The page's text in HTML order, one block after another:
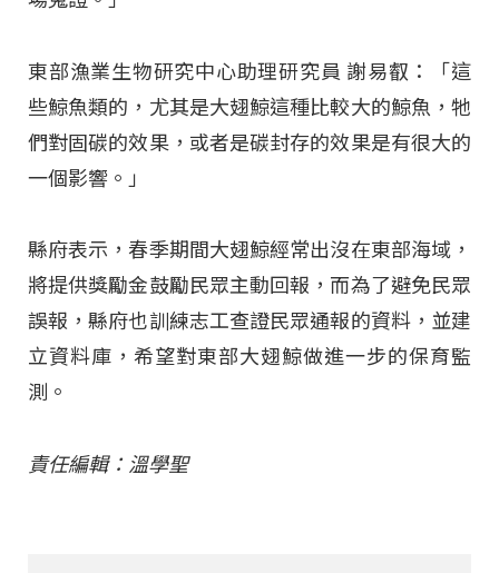
東部漁業生物研究中心助理研究員 謝易叡：「這
些鯨魚類的，尤其是大翅鯨這種比較大的鯨魚，牠
們對固碳的效果，或者是碳封存的效果是有很大的
一個影響。」
縣府表示，春季期間大翅鯨經常出沒在東部海域，
將提供獎勵金鼓勵民眾主動回報，而為了避免民眾
誤報，縣府也訓練志工查證民眾通報的資料，並建
立資料庫，希望對東部大翅鯨做進一步的保育監
測。
責任編輯：溫學聖